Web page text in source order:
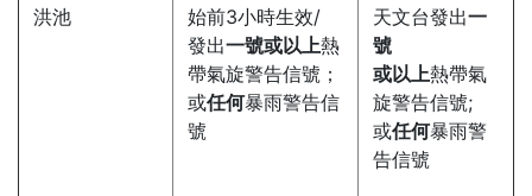
洪池
始前3小時生效/
發出一號或以上熱
帶氣旋警告信號；
或任何暴雨警告信
號
天文台發出一
號
或以上熱帶氣
旋警告信號;
或任何暴雨警
告信號